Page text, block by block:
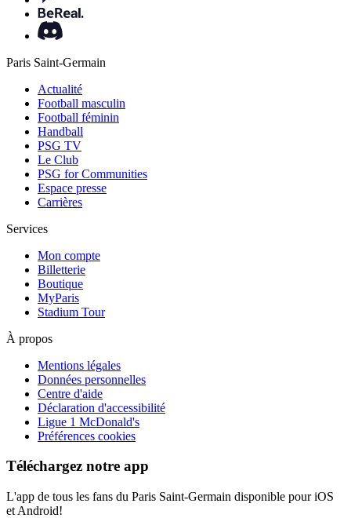
Paris Saint-Germain
Actualité
Football masculin
Football féminin
Handball
PSG TV
Le Club
PSG for Communities
Espace presse
Carrières
Services
Mon compte
Billetterie
Boutique
MyParis
Stadium Tour
À propos
Mentions légales
Données personnelles
Centre d'aide
Déclaration d'accessibilité
Ligue 1 McDonald's
Préférences cookies
Téléchargez notre app
L'app de tous les fans du Paris Saint-Germain disponible pour iOS
et Android!